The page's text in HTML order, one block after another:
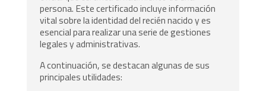
persona. Este certificado incluye información
vital sobre la identidad del recién nacido y es
esencial para realizar una serie de gestiones
legales y administrativas.
A continuación, se destacan algunas de sus
principales utilidades: